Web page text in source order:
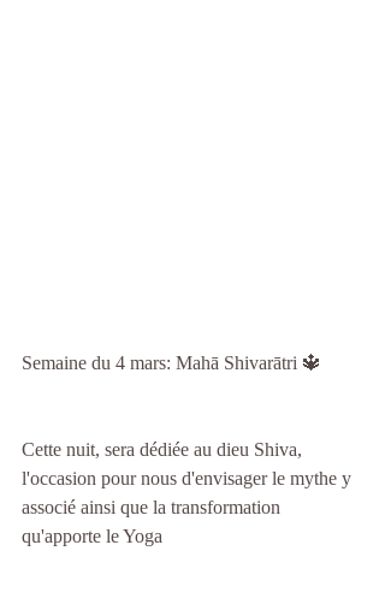
Semaine du 4 mars: Mahā Shivarātri 🔱
Cette nuit, sera dédiée au dieu Shiva,
l'occasion pour nous d'envisager le mythe y
associé ainsi que la transformation
qu'apporte le Yoga